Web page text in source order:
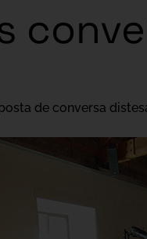
de conversa